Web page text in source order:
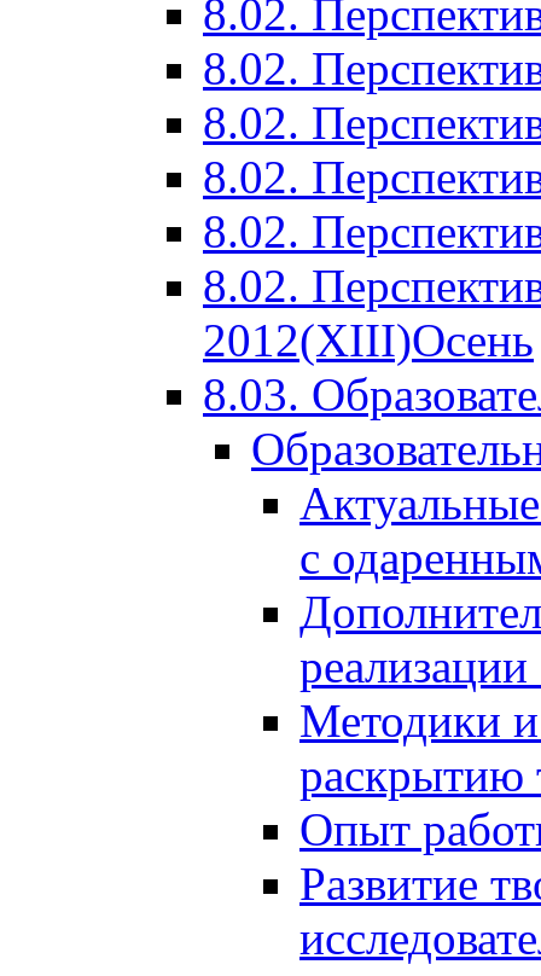
8.02.
8.02.
8.02.
8.02.
8.02.
8.02.
2012(XIII)Осень
8.03.
с
Методики
раскрытию
Опыт
Развитие